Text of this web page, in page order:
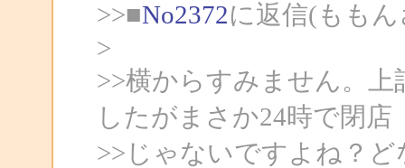
>>■No2372に返信(もも
>
>>横からすみません。
したがまさか24時で閉店
>>じゃないですよね？